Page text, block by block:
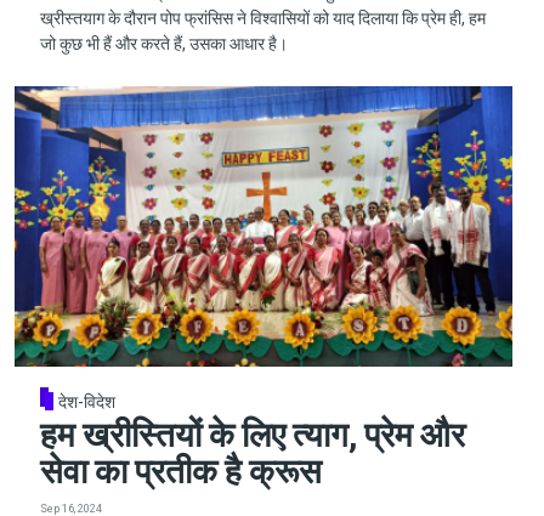
ख्रीस्तयाग के दौरान पोप फ्रांसिस ने विश्वासियों को याद दिलाया कि प्रेम ही, हम
जो कुछ भी हैं और करते हैं, उसका आधार है।
देश-विदेश
हम ख्रीस्तियों के लिए त्याग, प्रेम और
सेवा का प्रतीक है क्रूस
Sep 16, 2024